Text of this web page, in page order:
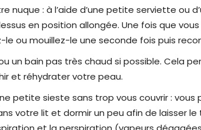
nuque : à l’aide d’une petite serviette ou
en position allongée. Une fois que
ou mouillez-le une seconde fois puis
un bain pas très chaud si possible. Cela
et réhydrater votre peau.
petite sieste sans trop vous couvrir :
votre lit et dormir un peu afin de laisser le